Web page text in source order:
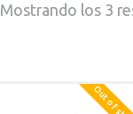
Mostrando los 3